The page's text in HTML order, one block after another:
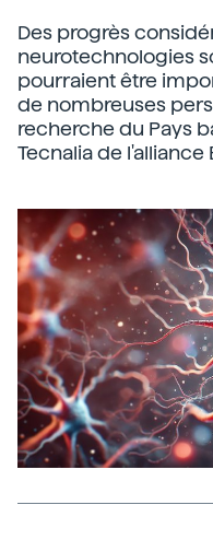
Des progrès
neurotechnologies
pourraient être
de nombreuses
recherche du Pays
Tecnalia de l'alliance